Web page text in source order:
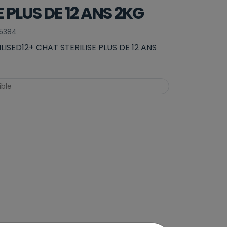
DE 12 ANS 2KG
CHAT STERILISE PLUS DE 12 ANS